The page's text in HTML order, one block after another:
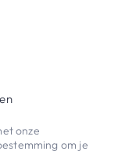
onze
om je